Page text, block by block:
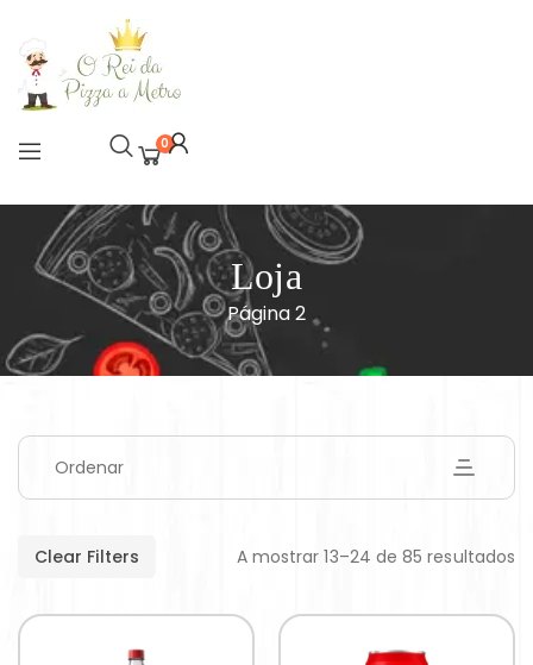
0
Loja
Página 2
Ordenar
Clear Filters A mostrar 13–24 de 85 resultados